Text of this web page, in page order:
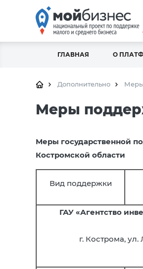
ГЛАВНАЯ О
Дополнительно Меры
Меры
Меры государственной
Костромской области
Вид поддержки
ГАУ «Агентство
г. Кострома,